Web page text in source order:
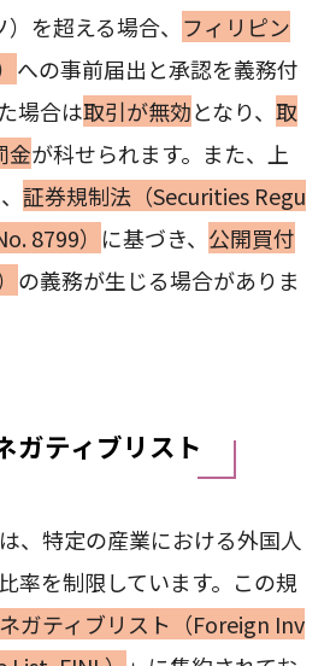
を超える場合、 フィリピン
への事前届出と承認を義務付
場合は取引が無効となり、 取
金が科せられます。また、上
証券規制法（Securities Regu
8799） に基づき、 公開買付
の義務が生じる場合がありま
ガティブリスト
、特定の産業における外国人
率を制限しています。この規
ガティブリスト（Foreign Inv